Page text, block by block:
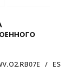
/ ES